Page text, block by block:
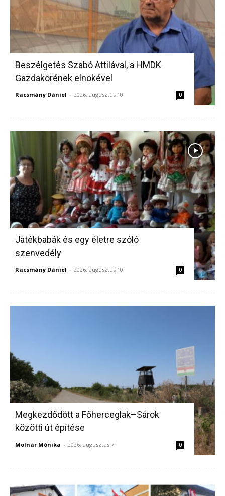
Beszélgetés Szabó Attilával, a HMDK
Gazdakörének elnökével
Racsmány Dániel - 2026, augusztus 10. 0
Játékbabák és egy életre szóló
szenvedély
Racsmány Dániel - 2026, augusztus 10. 0
Megkezdődött a Főherceglak–Sárok
közötti út építése
Molnár Mónika - 2026, augusztus 7. 0